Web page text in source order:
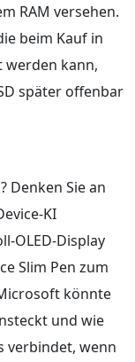
RAM versehen.
beim Kauf in
werden kann,
später offenbar
Denken Sie an
KI
OLED-Display
Slim Pen zum
könnte
und wie
verbindet, wenn